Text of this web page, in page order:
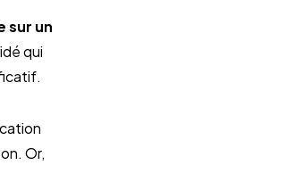
sur un
qui
Or,